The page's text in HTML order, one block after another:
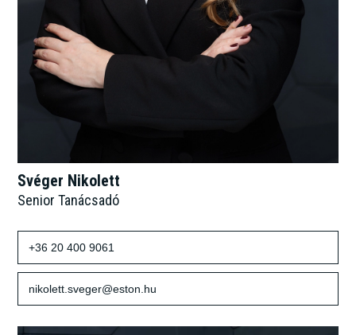
Svéger Nikolett
Senior Tanácsadó
+36 20 400 9061
nikolett.sveger@eston.hu